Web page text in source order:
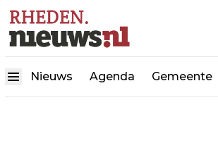
Nieuws Agenda Gemeente